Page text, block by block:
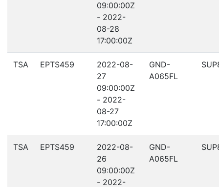
09:00:00Z
- 2022-
08-28
17:00:00Z
TSA EPTS459
2022-08-
27
09:00:00Z
- 2022-
08-27
17:00:00Z
GND-
A065FL
TSA EPTS459
2022-08-
26
09:00:00Z
- 2022-
GND-
A065FL